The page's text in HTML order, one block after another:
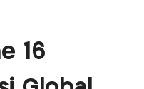
16